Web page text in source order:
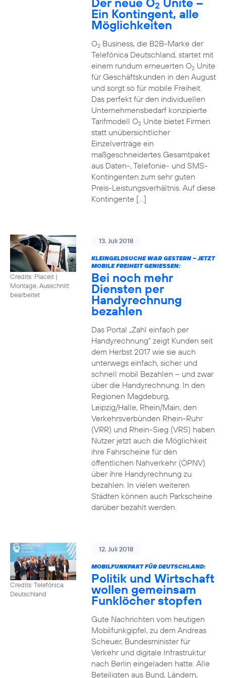
2
Ein Kontingent, alle
Möglichkeiten
O2Business, die B2B-Marke der
Telefónica Deutschland, startet mit
einem rundum erneuerten O2Unite
für Geschäftskunden in den August
und sorgt so für mobile Freiheit.
Das perfekt für den individuellen
Unternehmensbedarf konzipierte
Tarifmodell O2Unite bietet Firmen
statt unübersichtlicher
Einzelverträge ein
maßgeschneidertes Gesamtpaket
aus Daten-, Telefonie- und SMS-
Kontingenten zum sehr guten
Preis-Leistungsverhältnis. Auf diese
Kontingente […]
Credits: Placeit |
Montage, Ausschnitt
bearbeitet
13. Juli 2018
KLEINGELDSUCHE WAR GESTERN – JETZT
MOBILE FREIHEIT GENIESSEN:
Bei noch mehr
Diensten per
Handyrechnung
bezahlen
Das Portal „Zahl einfach per
Handyrechnung“ zeigt Kunden seit
dem Herbst 2017 wie sie auch
unterwegs einfach, sicher und
schnell mobil Bezahlen – und zwar
über die Handyrechnung. In den
Regionen Magdeburg,
Leipzig/Halle, Rhein/Main, den
Verkehrsverbünden Rhein-Ruhr
(VRR) und Rhein-Sieg (VRS) haben
Nutzer jetzt auch die Möglichkeit
ihre Fahrscheine für den
öffentlichen Nahverkehr (ÖPNV)
über ihre Handyrechnung zu
bezahlen. In vielen weiteren
Städten können auch Parkscheine
darüber bezahlt werden.
Credits: Telefónica
Deutschland
12. Juli 2018
MOBILFUNKPAKT FÜR DEUTSCHLAND:
Politik und Wirtschaft
wollen gemeinsam
Funklöcher stopfen
Gute Nachrichten vom heutigen
Mobilfunkgipfel, zu dem Andreas
Scheuer, Bundesminister für
Verkehr und digitale Infrastruktur
nach Berlin eingeladen hatte: Alle
Beteiligten aus Bund, Ländern,